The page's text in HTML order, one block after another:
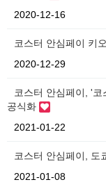
2020-12-16
코스터 안심페이 키
2020-12-29
코스터 안심페이, '
공식화
2021-01-22
코스터 안심페이, 도
2021-01-08